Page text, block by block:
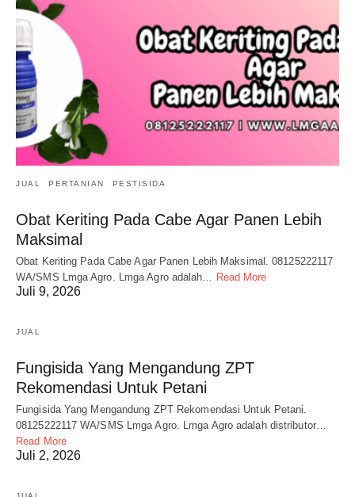
JUAL PERTANIAN PESTISIDA
Obat Keriting Pada Cabe Agar Panen Lebih
Maksimal
Obat Keriting Pada Cabe Agar Panen Lebih Maksimal. 08125222117
WA/SMS Lmga Agro. Lmga Agro adalah… Read More
Juli 9, 2026
JUAL
Fungisida Yang Mengandung ZPT
Rekomendasi Untuk Petani
Fungisida Yang Mengandung ZPT Rekomendasi Untuk Petani.
08125222117 WA/SMS Lmga Agro. Lmga Agro adalah distributor…
Read More
Juli 2, 2026